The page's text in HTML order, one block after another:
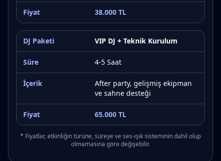
38.000 TL
VIP DJ + Teknik Kurulum
4-5 Saat
After party, gelişmiş ekipman
ve sahne desteği
65.000 TL
* Fiyatlar, etkinliğin türüne, süreye ve ses-ışık sisteminin dahil olup
olmamasına göre değişebilir.